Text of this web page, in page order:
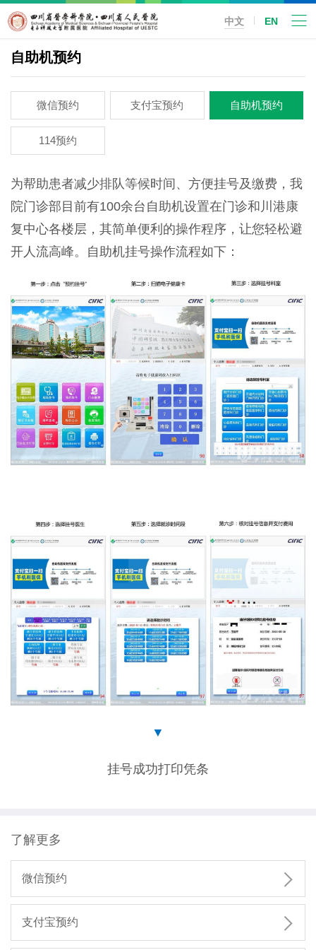
中文 EN
自助机预约
微信预约 支付宝预约 自助机预约
114预约
为帮助患者减少排队等候时间、方便挂号及缴费，我
院门诊部目前有100余台自助机设置在门诊和川港康
复中心各楼层，其简单便利的操作程序，让您轻松避
开人流高峰。自助机挂号操作流程如下：
▼
挂号成功打印凭条
了解更多
微信预约 
支付宝预约 